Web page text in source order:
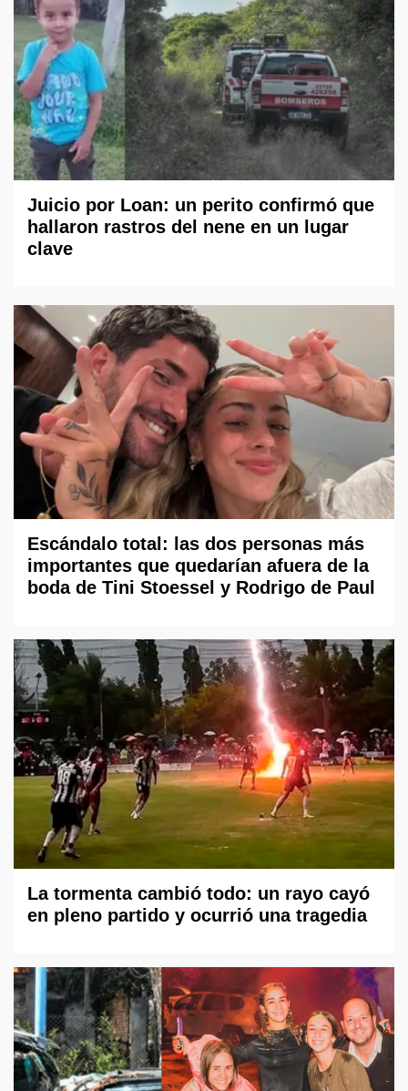
Juicio por Loan: un perito confirmó que
hallaron rastros del nene en un lugar
clave
Escándalo total: las dos personas más
importantes que quedarían afuera de la
boda de Tini Stoessel y Rodrigo de Paul
La tormenta cambió todo: un rayo cayó
en pleno partido y ocurrió una tragedia